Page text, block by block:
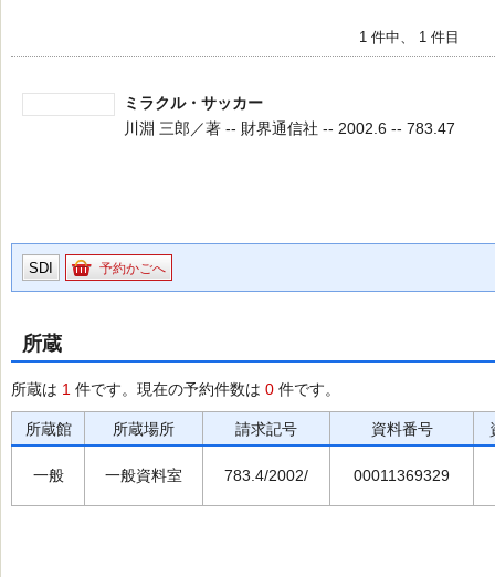
1 件中、 1 件目
ミラクル・サッカー
川淵 三郎／著 -- 財界通信社 -- 2002.6 -- 783.47
SDI 予約かごへ
所蔵
所蔵は 1 件です。現在の予約件数は 0 件です。
所蔵館 所蔵場所 請求記号 資料番号
一般 一般資料室 783.4/2002/ 00011369329